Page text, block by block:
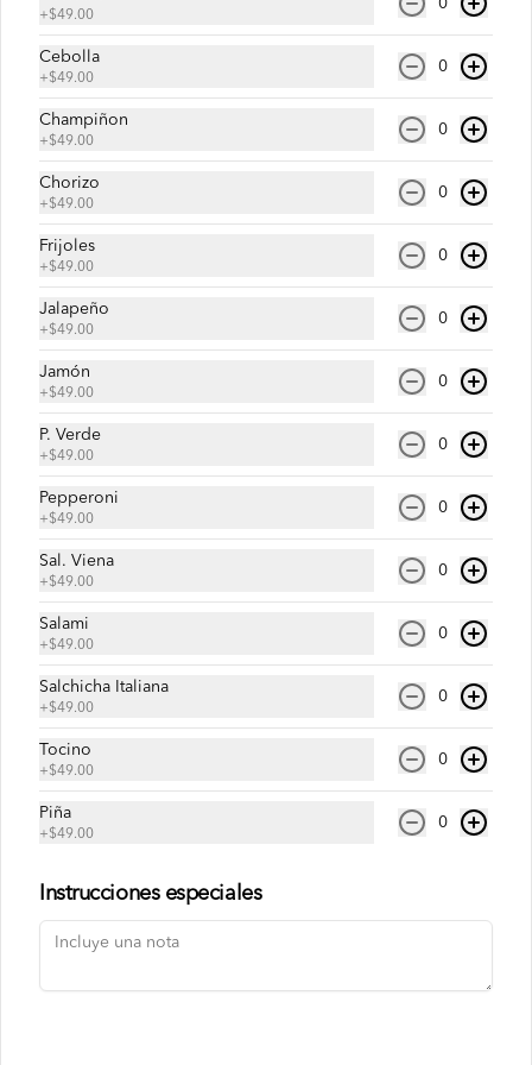
Receta Base Ranchera
Prueba nuestra base de queso 100%
leche, orillas con ajonjolí, frijoles,
cebolla, salchicha italiana, jalapeño y
chorizo. ¡Un toque ranchero que
complementa nuestro queso!
$199.00
Conócenos
Escríbenos
Términos y condiciones
Política de privacidad
Redes sociales
Instagram
Facebook
TikTok
Mi cuenta
Iniciar sesión
+$49.00
0
Cebolla
+$49.00
0
Champiñon
+$49.00
0
Chorizo
+$49.00
0
Frijoles
+$49.00
0
Jalapeño
+$49.00
0
Jamón
+$49.00
0
P. Verde
+$49.00
0
Pepperoni
+$49.00
0
Sal. Viena
+$49.00
0
Salami
+$49.00
0
Salchicha Italiana
+$49.00
0
Tocino
+$49.00
0
Piña
+$49.00
0
Instrucciones especiales